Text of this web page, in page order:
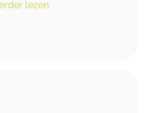
lezen